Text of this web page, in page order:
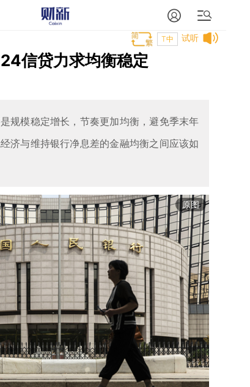
试听
T中
信贷力求均衡稳定
规模稳定增长，节奏更加均衡，避免季末年
济与维持银行净息差的金融均衡之间应该如
原图